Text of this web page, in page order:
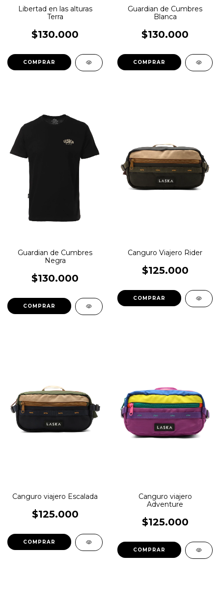
Libertad en las alturas
Terra
$130.000
COMPRAR
Guardian de Cumbres
Blanca
$130.000
COMPRAR
Guardian de Cumbres
Negra
$130.000
COMPRAR
Canguro Viajero Rider
$125.000
COMPRAR
Canguro viajero Escalada
$125.000
COMPRAR
Canguro viajero
Adventure
$125.000
COMPRAR